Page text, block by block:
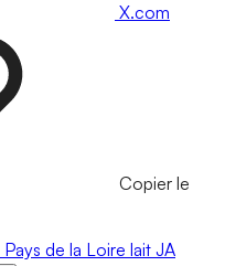
X.com
Copier le
Pays de la Loire lait JA